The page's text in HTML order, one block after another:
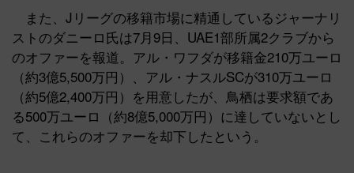
また、Jリーグの移籍市場に精通しているジャーナリ
ストのダニーロ氏は7月9日、UAE1部所属2クラブから
のオファーを報道。アル・ワフダが移籍金210万ユーロ
（約3億5,500万円）、アル・ナスルSCが310万ユーロ
（約5億2,400万円）を用意したが、鳥栖は要求額であ
る500万ユーロ（約8億5,000万円）に達していないとし
て、これらのオファーを却下したという。